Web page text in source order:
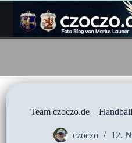
Inhalt
springen
Team czoczo.de –
czoczo
12.